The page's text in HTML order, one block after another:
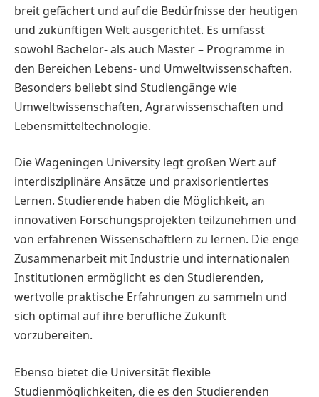
breit gefächert und auf die Bedürfnisse der heutigen
und zukünftigen Welt ausgerichtet. Es umfasst
sowohl Bachelor- als auch Master – Programme in
den Bereichen Lebens- und Umweltwissenschaften.
Besonders beliebt sind Studiengänge wie
Umweltwissenschaften, Agrarwissenschaften und
Lebensmitteltechnologie.
Die Wageningen University legt großen Wert auf
interdisziplinäre Ansätze und praxisorientiertes
Lernen. Studierende haben die Möglichkeit, an
innovativen Forschungsprojekten teilzunehmen und
von erfahrenen Wissenschaftlern zu lernen. Die enge
Zusammenarbeit mit Industrie und internationalen
Institutionen ermöglicht es den Studierenden,
wertvolle praktische Erfahrungen zu sammeln und
sich optimal auf ihre berufliche Zukunft
vorzubereiten.
Ebenso bietet die Universität flexible
Studienmöglichkeiten, die es den Studierenden